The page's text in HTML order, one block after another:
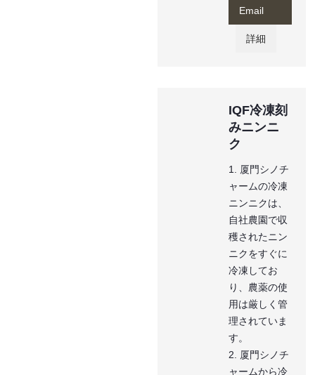
Email
詳細
IQF冷凍刻
みニンニ
ク
1. 厦門シノチ
ャームの冷凍
ニンニクは、
自社農園で収
穫されたニン
ニクをすぐに
冷凍してお
り、農薬の使
用は厳しく管
理されていま
す。
2. 厦門シノチ
ャームから冷